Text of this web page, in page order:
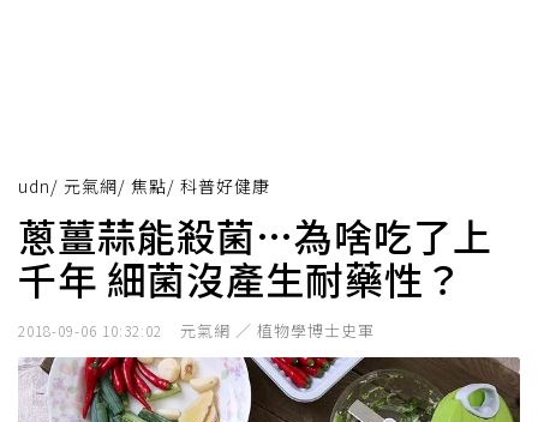
udn/ 元氣網/ 焦點/ 科普好健康
蔥薑蒜能殺菌…為啥吃了上
千年 細菌沒產生耐藥性？
2018-09-06 10:32:02 元氣網 ／ 植物學博士史軍